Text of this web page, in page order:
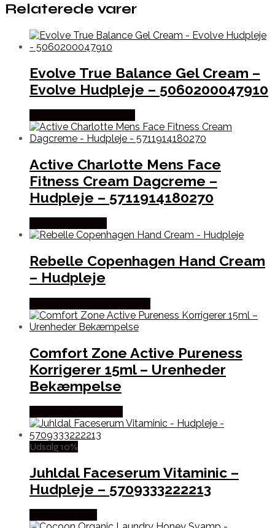
Relaterede varer
Evolve True Balance Gel Cream –
Evolve Hudpleje – 5060200047910
Active Charlotte Mens Face
Fitness Cream Dagcreme –
Hudpleje – 5711914180270
Rebelle Copenhagen Hand Cream
– Hudpleje
Comfort Zone Active Pureness
Korrigerer 15ml – Urenheder
Bekæmpelse
Udsalg 10%
Juhldal Faceserum Vitaminic –
Hudpleje – 5709333222213